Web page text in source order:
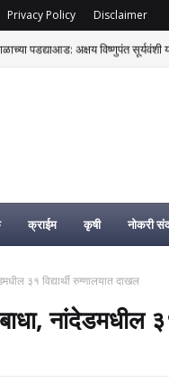
Privacy Policy Disclaimer
पडद्याआड: अक्षय विष्णुपंत
क्राईम कृषी नोकरी
३१ विद्यार्थी रुग्णालयात दाखल
नांदेडमधील